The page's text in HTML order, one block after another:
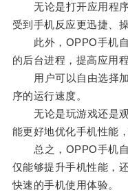
无论是打开应用程序
受到手机反应更迅捷、
此外，OPPO手机自
的后台进程，提高应用
用户可以自由选择加
序的运行速度。
无论是玩游戏还是观
能更好地优化手机性能
总之，OPPO手机自
仅能够提升手机性能，
快速的手机使用体验。